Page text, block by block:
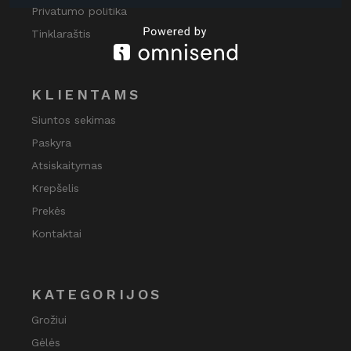
Privatumo politika
Tinklaraštis
KLIENTAMS
Siuntos sekimas
Paskyra
Atsiskaitymas
Krepšelis
Prekės
Kontaktai
KATEGORIJOS
Grožiui
Gėlės